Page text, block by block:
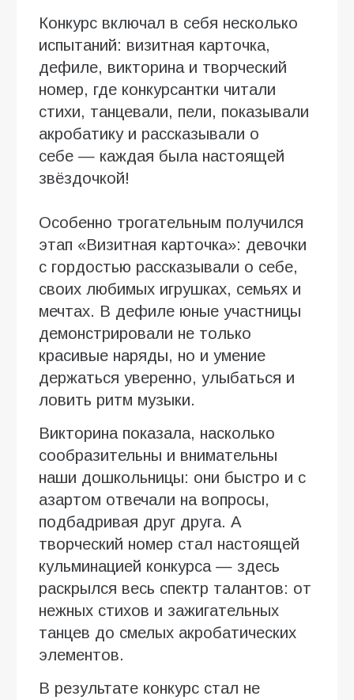
Конкурс включал в себя несколько
испытаний: визитная карточка,
дефиле, викторина и творческий
номер, где конкурсантки читали
стихи, танцевали, пели, показывали
акробатику и рассказывали о
себе — каждая была настоящей
звёздочкой!
Особенно трогательным получился
этап «Визитная карточка»: девочки
с гордостью рассказывали о себе,
своих любимых игрушках, семьях и
мечтах. В дефиле юные участницы
демонстрировали не только
красивые наряды, но и умение
держаться уверенно, улыбаться и
ловить ритм музыки.
Викторина показала, насколько
сообразительны и внимательны
наши дошкольницы: они быстро и с
азартом отвечали на вопросы,
подбадривая друг друга. А
творческий номер стал настоящей
кульминацией конкурса — здесь
раскрылся весь спектр талантов: от
нежных стихов и зажигательных
танцев до смелых акробатических
элементов.
В результате конкурс стал не